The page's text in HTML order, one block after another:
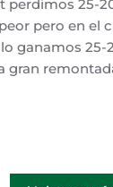
perdimos 25-
pero en el
ganamos 25-
gran